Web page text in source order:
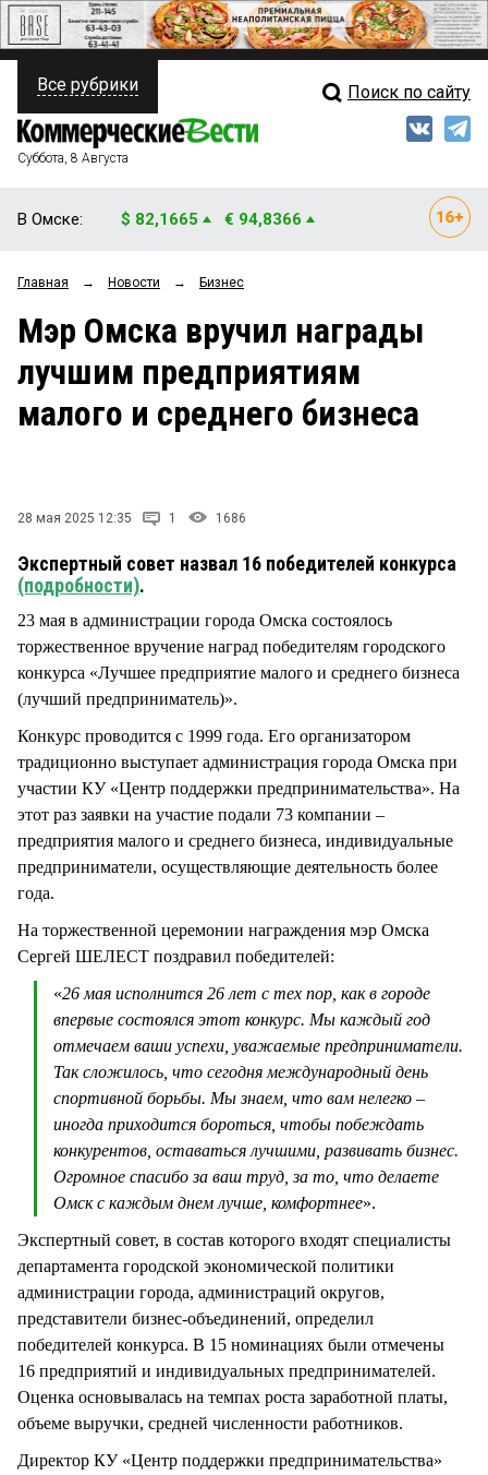
ПОЛИТИКА
ФИНАНСЫ
ОБЩЕСТВО
ЗАКОН
НОВОСТИ КОМПАНИЙ
Свежий выпуск
Рейтинги
Блоги
Архив
Все рубрики Поиск по сайту
Суббота, 8 Августа
В Омске: $ 82,1665 € 94,8366
Главная → Новости → Бизнес
Мэр Омска вручил награды
лучшим предприятиям
малого и среднего бизнеса
28 мая 2025 12:35 1 1686
Экспертный совет назвал 16 победителей конкурса
(подробности).
23 мая в администрации города Омска состоялось
торжественное вручение наград победителям городского
конкурса «Лучшее предприятие малого и среднего бизнеса
(лучший предприниматель)».
Конкурс проводится с 1999 года. Его организатором
традиционно выступает администрация города Омска при
участии КУ «Центр поддержки предпринимательства». На
этот раз заявки на участие подали 73 компании –
предприятия малого и среднего бизнеса, индивидуальные
предприниматели, осуществляющие деятельность более
года.
На торжественной церемонии награждения мэр Омска
Сергей ШЕЛЕСТ поздравил победителей:
«26 мая исполнится 26 лет с тех пор, как в городе
впервые состоялся этот конкурс. Мы каждый год
отмечаем ваши успехи, уважаемые предприниматели.
Так сложилось, что сегодня международный день
спортивной борьбы. Мы знаем, что вам нелегко –
иногда приходится бороться, чтобы побеждать
конкурентов, оставаться лучшими, развивать бизнес.
Огромное спасибо за ваш труд, за то, что делаете
Омск с каждым днем лучше, комфортнее».
Экспертный совет, в состав которого входят специалисты
департамента городской экономической политики
администрации города, администраций округов,
представители бизнес-объединений, определил
победителей конкурса. В 15 номинациях были отмечены
16 предприятий и индивидуальных предпринимателей.
Оценка основывалась на темпах роста заработной платы,
объеме выручки, средней численности работников.
Директор КУ «Центр поддержки предпринимательства»